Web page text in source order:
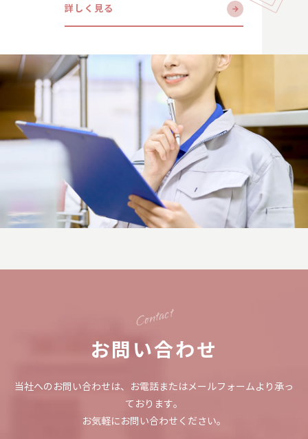
詳しく見る
Contact
お問い合わせ
当社へのお問い合わせは、お電話またはメールフォームより承っ
ております。
お気軽にお問い合わせください。